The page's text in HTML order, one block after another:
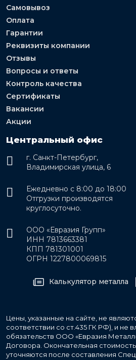
Самовывоз
Оплата
Гарантии
Реквизиты компании
Отзывы
Вопросы и ответы
Контроль качества
Сертификаты
Вакансии
Акции
Центральный офис
г. Санкт-Петербург,
Владимирская улица, 6
Ежедневно с 8:00 до 18:00
Отгрузки производятся
круглосуточно.
ООО «Евразия Групп»
ИНН 7813663381
КПП 781301001
ОГРН 1227800069815
Калькулятор металла
Цены, указанные на сайте, не
соответствии со ст.435 ГК РФ), и не
обязательств ООО «Евразия
Договора. Окончательная
уточняются после составления